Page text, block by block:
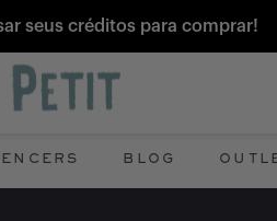
seus créditos para comprar!
BLOG